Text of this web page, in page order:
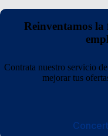
Reinventamos la
Contrata nuestro servicio
mejorar tus